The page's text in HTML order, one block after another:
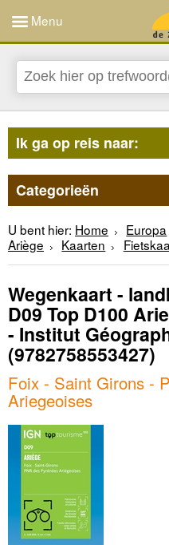
Menu
Ik ga op reis naar:
Categorieën
U bent hier: Home Europa
Ariège
Kaarten
Wegenkaart -
D09 Top D100
- Institut
(9782758553427)
Foix - Saint Girons -
Ariegeoises